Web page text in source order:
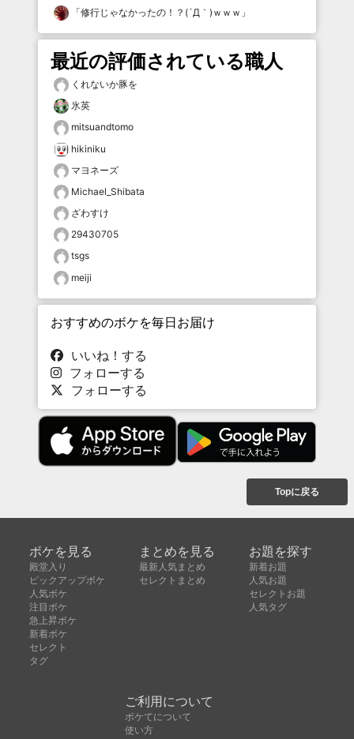
「修行じゃなかったの！？(´Д｀)ｗｗｗ 」
最近の評価されている職人
くれないか豚を
氷英
mitsuandtomo
hikiniku
マヨネーズ
Michael_Shibata
ざわすけ
29430705
tsgs
meiji
おすすめのボケを毎日お届け
いいね！する
フォローする
フォローする
Topに戻る
ボケを見る
殿堂入り
ピックアップボケ
人気ボケ
注目ボケ
急上昇ボケ
新着ボケ
セレクト
タグ
まとめを見る
最新人気まとめ
セレクトまとめ
お題を探す
新着お題
人気お題
セレクトお題
人気タグ
ご利用について
ボケてについて
使い方